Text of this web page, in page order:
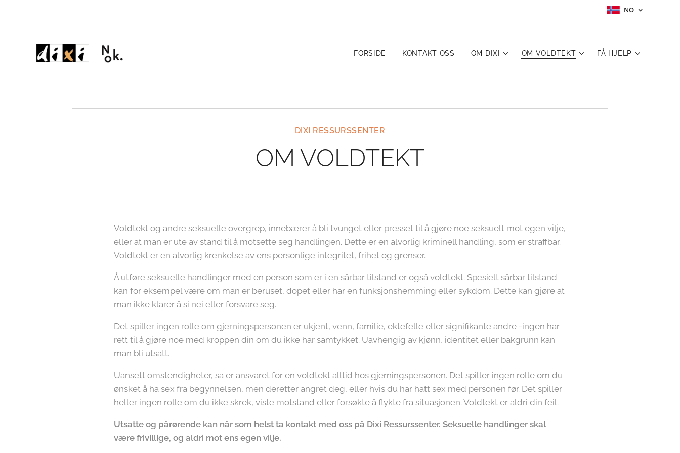
NO
FORSIDE KONTAKT OSS OM DIXI OM VOLDTEKT FÅ HJELP
DIXI RESSURSSENTER
OM VOLDTEKT
Voldtekt og andre seksuelle overgrep, innebærer å bli tvunget eller presset til å gjøre noe seksuelt mot egen vilje,
eller at man er ute av stand til å motsette seg handlingen. Dette er en alvorlig kriminell handling, som er straffbar.
Voldtekt er en alvorlig krenkelse av ens personlige integritet, frihet og grenser.
Å utføre seksuelle handlinger med en person som er i en sårbar tilstand er også voldtekt. Spesielt sårbar tilstand
kan for eksempel være om man er beruset, dopet eller har en funksjonshemming eller sykdom. Dette kan gjøre at
man ikke klarer å si nei eller forsvare seg.
Det spiller ingen rolle om gjerningspersonen er ukjent, venn, familie, ektefelle eller signifikante andre -ingen har
rett til å gjøre noe med kroppen din om du ikke har samtykket. Uavhengig av kjønn, identitet eller bakgrunn kan
man bli utsatt.
Uansett omstendigheter, så er ansvaret for en voldtekt alltid hos gjerningspersonen. Det spiller ingen rolle om du
ønsket å ha sex fra begynnelsen, men deretter angret deg, eller hvis du har hatt sex med personen før. Det spiller
heller ingen rolle om du ikke skrek, viste motstand eller forsøkte å flykte fra situasjonen. Voldtekt er aldri din feil.
Utsatte og pårørende kan når som helst ta kontakt med oss på Dixi Ressurssenter. Seksuelle handlinger skal
være frivillige, og aldri mot ens egen vilje.